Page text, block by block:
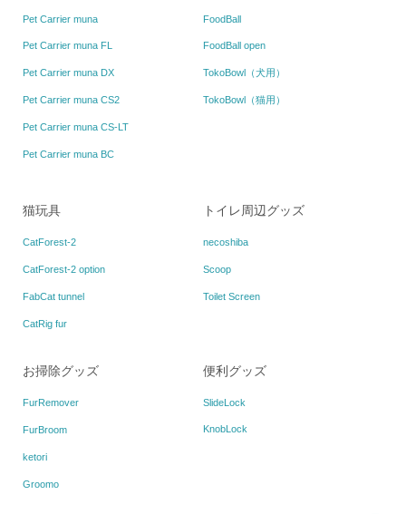
Pet Carrier muna
Pet Carrier muna FL
Pet Carrier muna DX
Pet Carrier muna CS2
Pet Carrier muna CS-LT
Pet Carrier muna BC
FoodBall
FoodBall open
TokoBowl（犬用）
TokoBowl（猫用）
猫玩具
CatForest-2
CatForest-2 option
FabCat tunnel
CatRig fur
トイレ周辺グッズ
necoshiba
Scoop
Toilet Screen
お掃除グッズ
FurRemover
FurBroom
ketori
Groomo
便利グッズ
SlideLock
KnobLock